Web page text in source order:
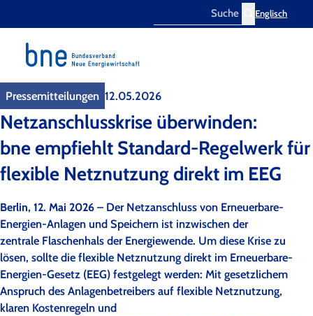
Englisch
Pressemitteilungen 12.05.2026
Netzanschlusskrise überwinden:
bne empfiehlt Standard-Regelwerk für
flexible Netznutzung direkt im EEG
Berlin, 12. Mai 2026 – Der Netzanschluss von Erneuerbare-
Energien-Anlagen und Speichern ist inzwischen der
zentrale Flaschenhals der Energiewende. Um diese Krise zu
lösen, sollte die flexible Netznutzung direkt im Erneuerbare-
Energien-Gesetz (EEG) festgelegt werden: Mit gesetzlichem
Anspruch des Anlagenbetreibers auf flexible Netznutzung,
klaren Kostenregeln und